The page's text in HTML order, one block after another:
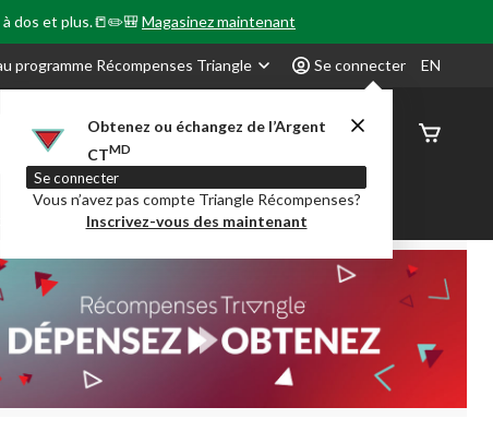
à dos et plus.📒✏️🎒Magasinez maintenant
programme Récompenses Triangle Se connecter
Obtenez ou échangez de l’Argent
CTMD
Se connecter
Vous n’avez pas compte Triangle Récompenses?
Inscrivez-vous des maintenant
EN
État de
en Classe Party City Centre-auto